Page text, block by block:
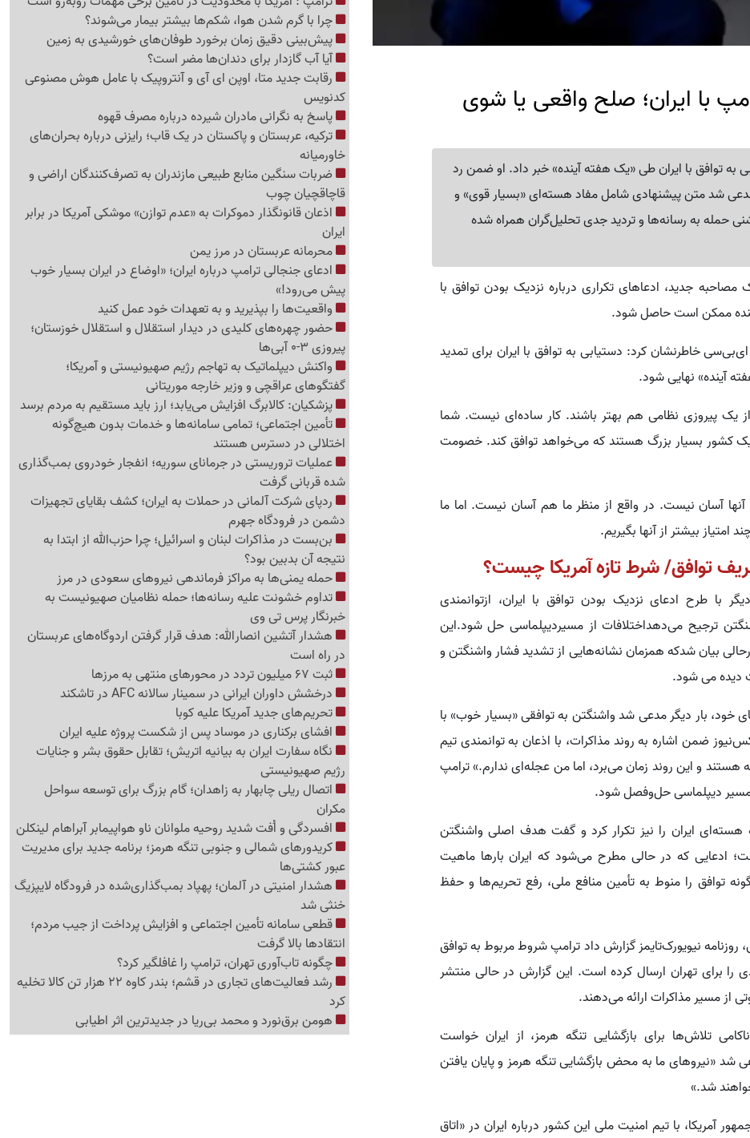
با ایران؛ صلح واقعی یا شوی
به توافق با ایران طی «یک هفته آینده» خبر داد. او ضمن رد
شد متن پیشنهادی شامل مفاد هسته‌ای «بسیار قوی» و
حمله به رسانه‌ها و تردید جدی تحلیل‌گران همراه شده
جدید، ادعاهای تکراری درباره نزدیک بودن توافق با
آینده ممکن است حاصل شود.
خاطرنشان کرد: دستیابی به توافق با ایران برای تمدید
آینده» نهایی شود.
یک پیروزی نظامی هم بهتر باشند. کار ساده‌ای نیست. شما
یک کشور بسیار بزرگ هستند که می‌خواهد توافق کند. خصومت
آنها آسان نیست. در واقع از منظر ما هم آسان نیست. اما ما
امتیاز بیشتر از آنها بگیریم.
توافق/ شرط تازه آمریکا چیست؟
با طرح ادعای نزدیک بودن توافق با ایران، ازتوانمندی
ترجیح می‌دهداختلافات از مسیردیپلماسی حل شود.این
بیان شدکه همزمان نشانه‌هایی از تشدید فشار واشنگتن و
دیده می شود.
خود، بار دیگر مدعی شد واشنگتن به توافقی «بسیار خوب» با
ضمن اشاره به روند مذاکرات، با اذعان به توانمندی تیم
هستند و این روند زمان می‌برد، اما من عجله‌ای ندارم.» ترامپ
مسیر دیپلماسی حل‌وفصل شود.
هسته‌ای ایران را نیز تکرار کرد و گفت هدف اصلی واشنگتن
ادعایی که در حالی مطرح می‌شود که ایران بارها ماهیت
توافق را منوط به تأمین منافع ملی، رفع تحریم‌ها و حفظ
روزنامه نیویورک‌تایمز گزارش داد ترامپ شروط مربوط به توافق
را برای تهران ارسال کرده است. این گزارش در حالی منتشر
از مسیر مذاکرات ارائه می‌دهند.
تلاش‌ها برای بازگشایی تنگه هرمز، از ایران خواست
شد «نیروهای ما به محض بازگشایی تنگه هرمز و پایان یافتن
شد.»
آمریکا، با تیم امنیت ملی این کشور درباره ایران در «اتاق
چرا با گرم شدن هوا، شکم‌ها بیشتر بیمار می‌شوند؟
پیش‌بینی دقیق زمان برخورد طوفان‌های خورشیدی به زمین
آیا آب گازدار برای دندان‌ها مضر است؟
رقابت جدید متا، اوپن ای آی و آنتروپیک با عامل هوش مصنوعی
کدنویس
پاسخ به نگرانی مادران شیرده درباره مصرف قهوه
ترکیه، عربستان و پاکستان در یک قاب؛ رایزنی درباره بحران‌های
خاورمیانه
ضربات سنگین منابع طبیعی مازندران به تصرف‌کنندگان اراضی و
قاچاقچیان چوب
اذعان قانونگذار دموکرات به «عدم توازن» موشکی آمریکا در برابر
ایران
محرمانه عربستان در مرز یمن
ادعای جنجالی ترامپ درباره ایران؛ «اوضاع در ایران بسیار خوب
پیش می‌رود!»
واقعیت‌ها را بپذیرید و به تعهدات خود عمل کنید
حضور چهره‌های کلیدی در دیدار استقلال و استقلال خوزستان؛
پیروزی 3-0 آبی‌ها
واکنش دیپلماتیک به تهاجم رژیم صهیونیستی و آمریکا؛
گفتگوهای عراقچی و وزیر خارجه موریتانی
پزشکیان: کالابرگ افزایش می‌یابد؛ ارز باید مستقیم به مردم برسد
تأمین اجتماعی؛ تمامی سامانه‌ها و خدمات بدون هیچ‌گونه
اختلالی در دسترس هستند
عملیات تروریستی در جرمانای سوریه؛ انفجار خودروی بمب‌گذاری
شده قربانی گرفت
ردپای شرکت آلمانی در حملات به ایران؛ کشف بقایای تجهیزات
دشمن در فرودگاه جهرم
بن‌بست در مذاکرات لبنان و اسرائیل؛ چرا حزب‌الله از ابتدا به
نتیجه آن بدبین بود؟
حمله یمنی‌ها به مراکز فرماندهی نیروهای سعودی در مرز
تداوم خشونت علیه رسانه‌ها؛ حمله نظامیان صهیونیست به
خبرنگار پرس تی وی
هشدار آتشین انصارالله: هدف قرار گرفتن اردوگاه‌های عربستان
در راه است
ثبت 67 میلیون تردد در محورهای منتهی به مرزها
درخشش داوران ایرانی در سمینار سالانه AFC در تاشکند
تحریم‌های جدید آمریکا علیه کوبا
افشای برکناری در موساد پس از شکست پروژه علیه ایران
نگاه سفارت ایران به بیانیه اتریش؛ تقابل حقوق بشر و جنایات
رژیم صهیونیستی
اتصال ریلی چابهار به زاهدان؛ گام بزرگ برای توسعه سواحل
مکران
افسردگی و اُفت شدید روحیه ملوانان ناو هواپیمابر آبراهام لینکلن
کریدورهای شمالی و جنوبی تنگه هرمز؛ برنامه جدید برای مدیریت
عبور کشتی‌ها
هشدار امنیتی در آلمان؛ پهپاد بمب‌گذاری‌شده در فرودگاه لایپزیگ
خنثی شد
قطعی سامانه تأمین اجتماعی و افزایش پرداخت از جیب مردم؛
انتقادها بالا گرفت
چگونه تاب‌آوری تهران، ترامپ را غافلگیر کرد؟
رشد فعالیت‌های تجاری در قشم؛ بندر کاوه 22 هزار تن کالا تخلیه
کرد
هومن برق‌نورد و محمد بی‌ریا در جدیدترین اثر اطیابی